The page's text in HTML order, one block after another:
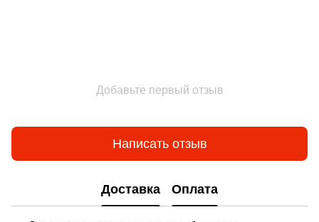
Добавьте первый отзыв
Написать отзыв
Доставка Оплата